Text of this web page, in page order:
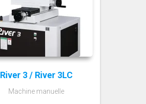
River 3 / River 3LC
Machine manuelle